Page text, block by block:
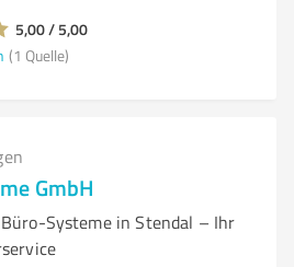
5,00 / 5,00
(1 Quelle)
GmbH
Systeme in Stendal – Ihr